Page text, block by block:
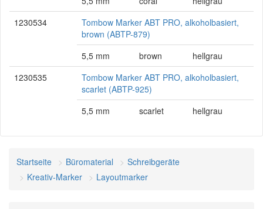
1230534
Tombow Marker ABT PRO, alkoholbasiert,
brown (ABTP-879)
5,5 mm
brown
hellgrau
1230535
Tombow Marker ABT PRO, alkoholbasiert,
scarlet (ABTP-925)
5,5 mm
scarlet hellgrau
Startseite Büromaterial
Schreibgeräte
Kreativ-Marker
Layoutmarker